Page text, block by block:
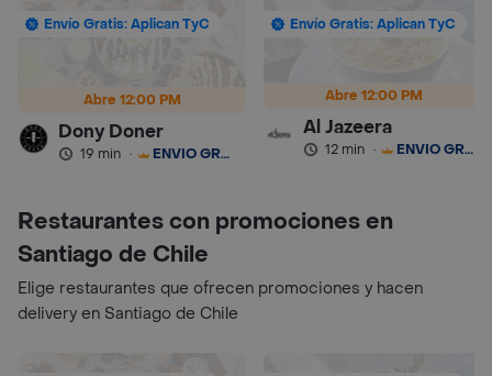
Abre 12:00 PM
Envío Gratis: Aplican TyC
Dony Doner
19 min · ENVÍO GRATIS
Abre 12:00 PM
Envío Gratis: Aplican TyC
Al Jazeera
12 min · ENVÍO GRATIS
Restaurantes con promociones en
Santiago de Chile
Elige restaurantes que ofrecen promociones y hacen
delivery en Santiago de Chile